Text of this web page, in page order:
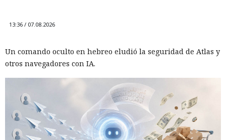
13:36 / 07.08.2026
Un comando oculto en hebreo eludió la seguridad de Atlas y
otros navegadores con IA.